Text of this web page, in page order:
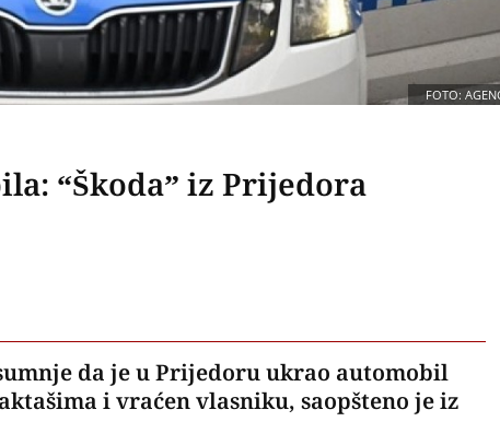
FOTO:
“Škoda” iz Prijedora
da je u Prijedoru ukrao automobil
i vraćen vlasniku, saopšteno je iz